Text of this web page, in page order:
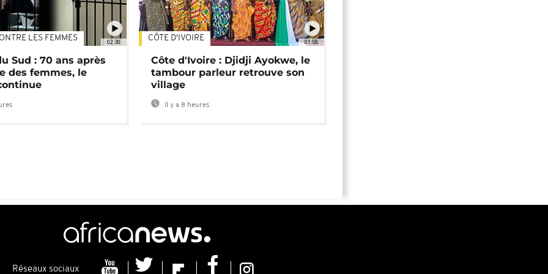
02:30
LES FEMMES
Sud : 70 ans après
des femmes, le
01:58
CÔTE D'IVOIRE
Côte d'Ivoire : Djidji Ayokwe, le
tambour parleur retrouve son
village
Il y a 8 heures
Réseaux sociaux